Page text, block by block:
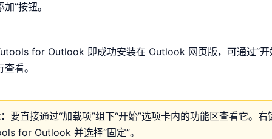
”按钮。
for Outlook 即成功安装在 Outlook 网页版，可通过“开
看。
要直接通过“加载项”组下“开始”选项卡内的功能区查看它。右
for Outlook 并选择“固定”。